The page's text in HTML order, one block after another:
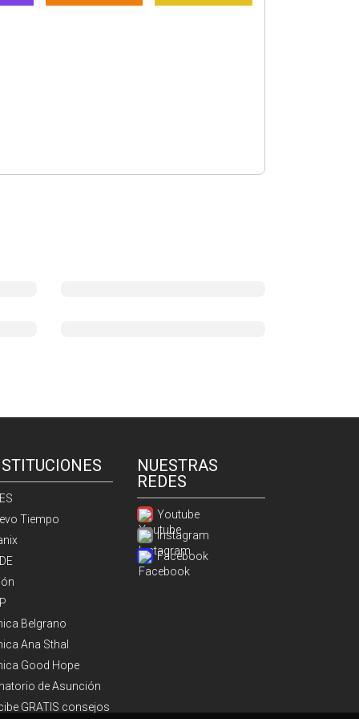
Tiempo
Belgrano
Ana Sthal
Good Hope
de Asunción
GRATIS consejos
NUESTRAS
REDES
Youtube
Instagram
Facebook